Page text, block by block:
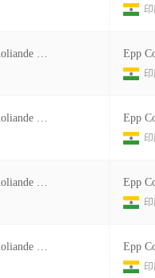
Hebei Aoliande Chemical Equipment Co Ltdno. Room 211, 706 Xinghua North Street Jizhou District, Hengshui China China
Hebei Aoliande Chemical Equipment Co Ltdno. Room 211, 706 Xinghua North Street Jizhou District, Hengshui China China
Hebei Aoliande Chemical Equipment Co Ltdno. Room 211, 706 Xinghua North Street Jizhou District, Hengshui China China
Hebei Aoliande Chemical Equipment Co Ltdno. Room 211, 706 Xinghua North Street Jizhou District, Hengshui China China